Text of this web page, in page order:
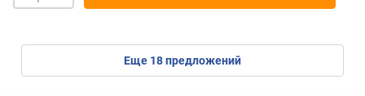
eще 18предложений